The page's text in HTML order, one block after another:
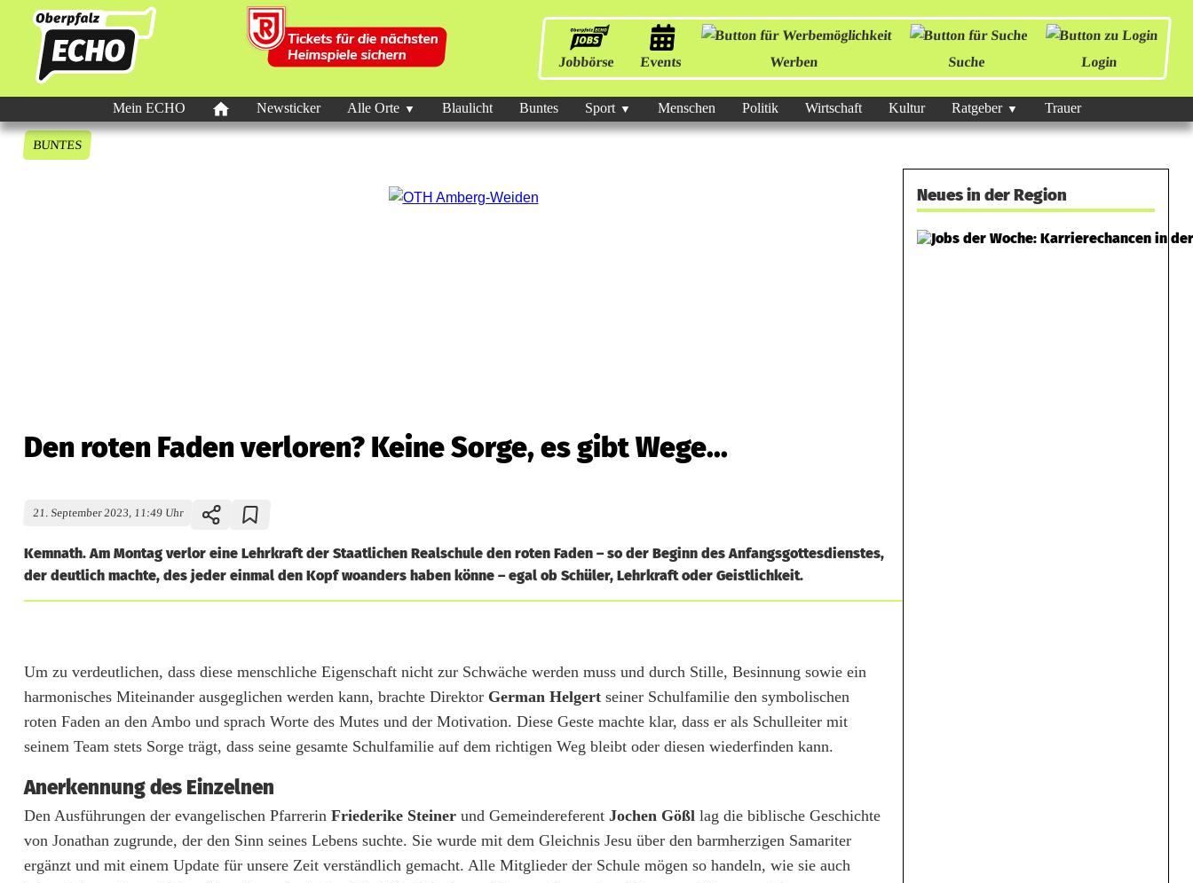
Jobbörse Events Werben Suche Login
Mein ECHO Newsticker Alle Orte Blaulicht Buntes Sport Menschen Politik Wirtschaft Kultur Ratgeber Trauer
BUNTES
Den roten Faden verloren? Keine Sorge, es gibt Wege...
21. September 2023, 11:49 Uhr
Kemnath. Am Montag verlor eine Lehrkraft der Staatlichen Realschule den roten Faden – so der Beginn des Anfangsgottesdienstes,
der deutlich machte, des jeder einmal den Kopf woanders haben könne – egal ob Schüler, Lehrkraft oder Geistlichkeit.
e
n
e
n
Um zu verdeutlichen, dass diese menschliche Eigenschaft nicht zur Schwäche werden muss und durch Stille, Besinnung sowie ein
harmonisches Miteinander ausgeglichen werden kann, brachte Direktor German Helgert seiner Schulfamilie den symbolischen
roten Faden an den Ambo und sprach Worte des Mutes und der Motivation. Diese Geste machte klar, dass er als Schulleiter mit
seinem Team stets Sorge trägt, dass seine gesamte Schulfamilie auf dem richtigen Weg bleibt oder diesen wiederfinden kann.
Anerkennung des Einzelnen
Den Ausführungen der evangelischen Pfarrerin Friederike Steiner und Gemeindereferent Jochen Gößl lag die biblische Geschichte
von Jonathan zugrunde, der den Sinn seines Lebens suchte. Sie wurde mit dem Gleichnis Jesu über den barmherzigen Samariter
ergänzt und mit einem Update für unsere Zeit verständlich gemacht. Alle Mitglieder der Schule mögen so handeln, wie sie auch
Neues in der Region